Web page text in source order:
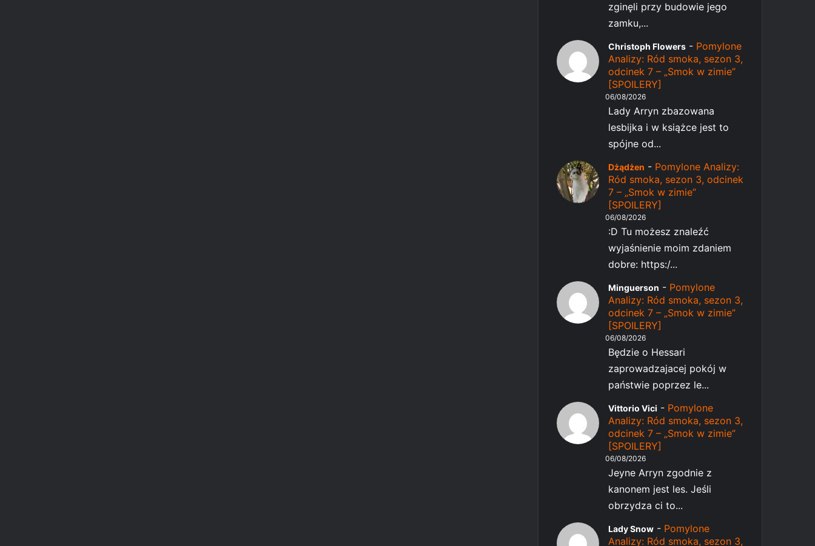
zginęli przy budowie jego
zamku,...
Christoph Flowers - Pomylone
Analizy: Ród smoka, sezon 3,
odcinek 7 – „Smok w zimie”
[SPOILERY]
06/08/2026
Lady Arryn zbazowana
lesbijka i w książce jest to
spójne od...
Dżądżen - Pomylone Analizy:
Ród smoka, sezon 3, odcinek
7 – „Smok w zimie”
[SPOILERY]
06/08/2026
:D Tu możesz znaleźć
wyjaśnienie moim zdaniem
dobre: https:/...
Minguerson - Pomylone
Analizy: Ród smoka, sezon 3,
odcinek 7 – „Smok w zimie”
[SPOILERY]
06/08/2026
Będzie o Hessari
zaprowadzajacej pokój w
państwie poprzez le...
Vittorio Vici - Pomylone
Analizy: Ród smoka, sezon 3,
odcinek 7 – „Smok w zimie”
[SPOILERY]
06/08/2026
Jeyne Arryn zgodnie z
kanonem jest les. Jeśli
obrzydza ci to...
Lady Snow - Pomylone
Analizy: Ród smoka, sezon 3,